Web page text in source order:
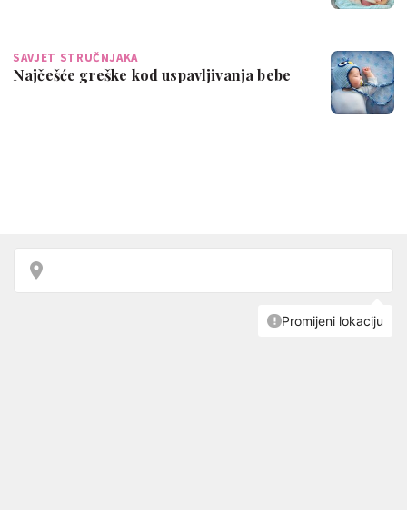
SAVJET STRUČNJAKA
Najčešće greške kod uspavljivanja bebe